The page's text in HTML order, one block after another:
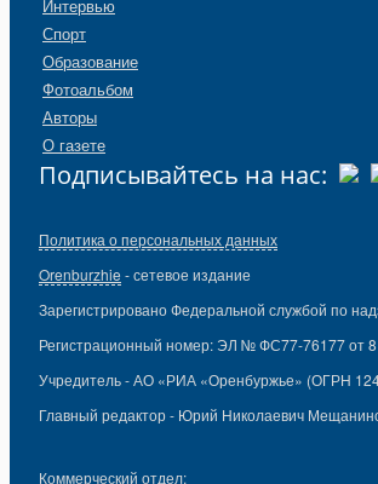
Интервью
Спорт
Образование
Фотоальбом
Авторы
О газете
Подписывайтесь на нас:
Политика о персональных данных
Orenburzhie - сетевое издание
Зарегистрировано Федеральной службой по
Регистрационный номер: ЭЛ № ФС77-76177 от 8
Учредитель - АО «РИА «Оренбуржье» (ОГРН
Главный редактор - Юрий Николаевич
Коммерческий отдел: